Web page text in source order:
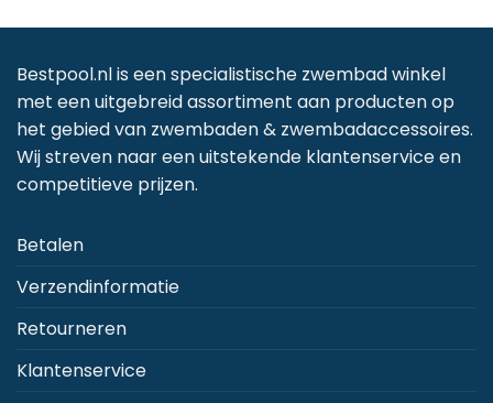
Bestpool.nl is een specialistische zwembad winkel
met een uitgebreid assortiment aan producten op
het gebied van zwembaden & zwembadaccessoires.
Wij streven naar een uitstekende klantenservice en
competitieve prijzen.
Betalen
Verzendinformatie
Retourneren
Klantenservice